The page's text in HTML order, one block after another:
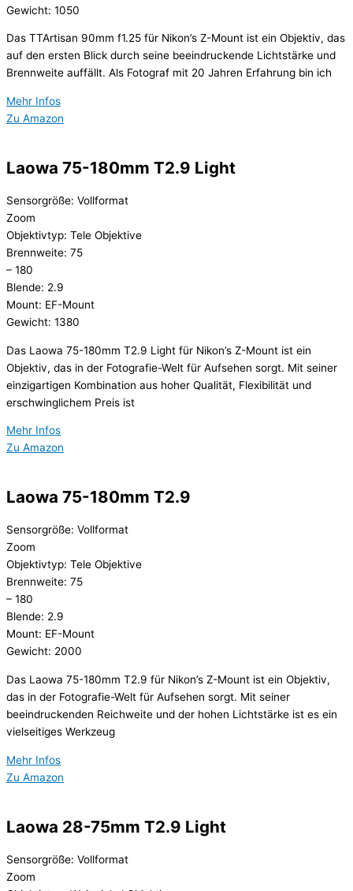
Gewicht: 1050
Das TTArtisan 90mm f1.25 für Nikon’s Z-Mount ist ein Objektiv, das
auf den ersten Blick durch seine beeindruckende Lichtstärke und
Brennweite auffällt. Als Fotograf mit 20 Jahren Erfahrung bin ich
Mehr Infos
Zu Amazon
Laowa 75-180mm T2.9 Light
Sensorgröße: Vollformat
Zoom
Objektivtyp: Tele Objektive
Brennweite: 75
– 180
Blende: 2.9
Mount: EF-Mount
Gewicht: 1380
Das Laowa 75-180mm T2.9 Light für Nikon’s Z-Mount ist ein
Objektiv, das in der Fotografie-Welt für Aufsehen sorgt. Mit seiner
einzigartigen Kombination aus hoher Qualität, Flexibilität und
erschwinglichem Preis ist
Mehr Infos
Zu Amazon
Laowa 75-180mm T2.9
Sensorgröße: Vollformat
Zoom
Objektivtyp: Tele Objektive
Brennweite: 75
– 180
Blende: 2.9
Mount: EF-Mount
Gewicht: 2000
Das Laowa 75-180mm T2.9 für Nikon’s Z-Mount ist ein Objektiv,
das in der Fotografie-Welt für Aufsehen sorgt. Mit seiner
beeindruckenden Reichweite und der hohen Lichtstärke ist es ein
vielseitiges Werkzeug
Mehr Infos
Zu Amazon
Laowa 28-75mm T2.9 Light
Sensorgröße: Vollformat
Zoom